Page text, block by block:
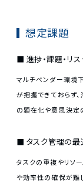
想定課題
進捗・課題・リ
マルチベンダー環境
が把握できておらず
の顕在化や意思決定
タスク管理の
タスクの重複やリソ
や効率性の確保が難